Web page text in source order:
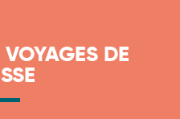
VOYAGES DE